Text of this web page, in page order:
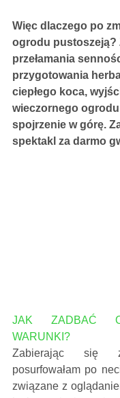
Więc dlaczego po
ogrodu pustoszeją?
przełamania
przygotowania
ciepłego koca,
wieczornego
spojrzenie w górę.
spektakl za darmo
JAK ZADBAĆ
WARUNKI?
Zabierając
posurfowałam po
związane z